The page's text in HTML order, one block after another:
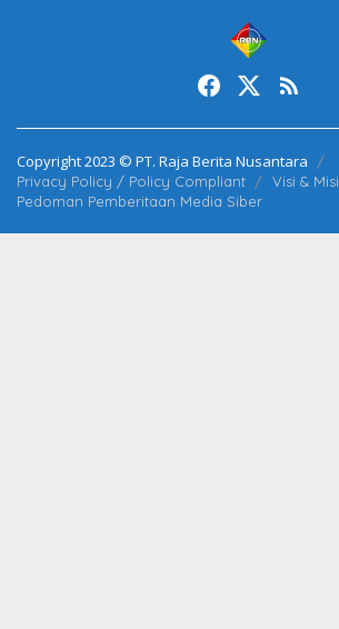
Copyright 2023 © PT. Raja Berita Nusantara
Privacy Policy / Policy Compliant Visi & Misi
Pedoman Pemberitaan Media Siber